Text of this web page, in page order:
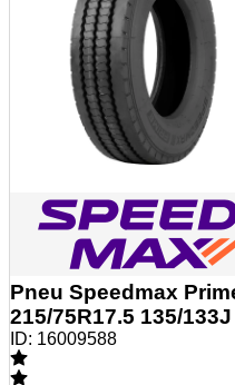
Pneu Speedmax
215/75R17.5 135/
ID: 16009588